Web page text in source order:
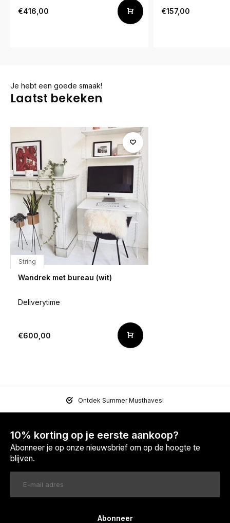
€416,00 €157,00
Je hebt een goede smaak!
Laatst bekeken
String
Wandrek met bureau (wit)
Deliverytime
€600,00
Ontdek Summer Musthaves!
10% korting op je eerste aankoop?
Abonneer je op onze nieuwsbrief om op de hoogte te
blijven.
Abonneer